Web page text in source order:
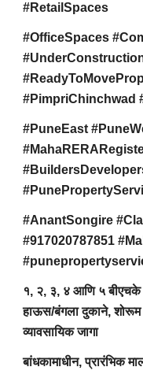
#RetailSpaces
#OfficeSpaces
#PimpriChinchwad
#PuneEast
#AnantSongire
#917020787851
१, २, ३, ४ आणि ५ बीएचके
हाऊस/बंगला दुकाने, शोरूम
व्यावसायिक जागा
बांधकामाधीन, प्रारंभिक